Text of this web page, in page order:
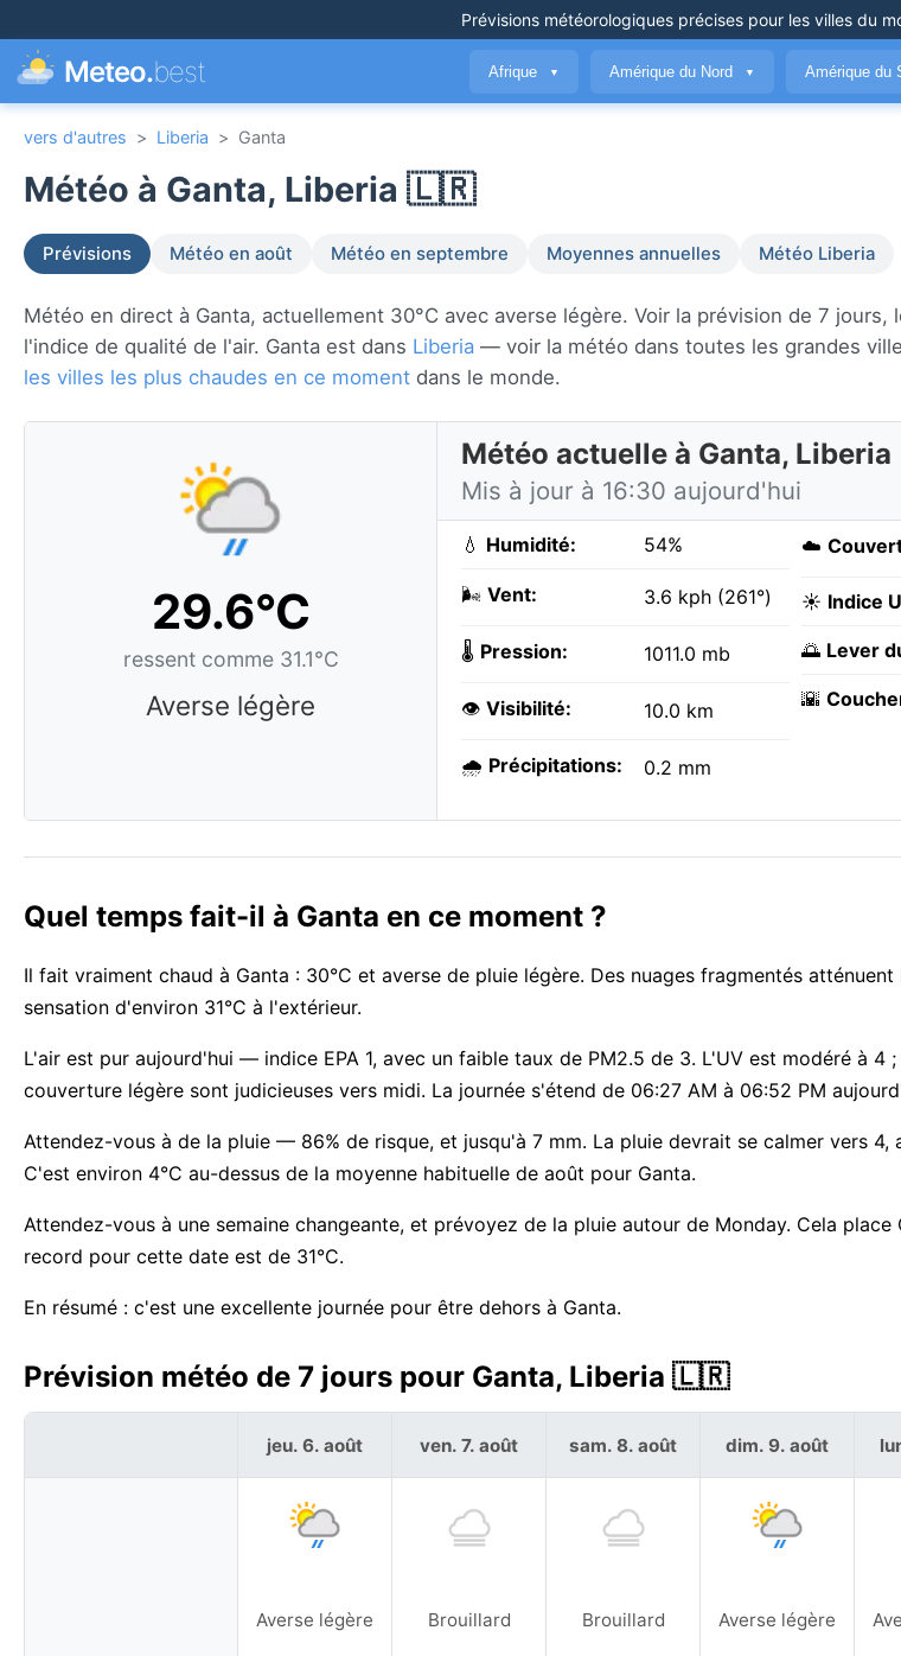
Prévisions météorologiques précises pour les villes du
Meteo.best Afrique ▼ Amérique du Nord ▼ Amérique du
vers d'autres > Liberia > Ganta
Météo à Ganta, Liberia 🇱🇷
Prévisions Météo en août Météo en septembre Moyennes annuelles Météo Liberia
Météo en direct à Ganta, actuellement 30°C avec averse légère. Voir la prévision de 7 jours,
l'indice de qualité de l'air. Ganta est dans Liberia — voir la météo dans toutes les grandes
les villes les plus chaudes en ce moment dans le monde.
29.6°C
ressent comme 31.1°C
Averse légère
Météo actuelle à Ganta, Liberia
Mis à jour à 16:30 aujourd'hui
💧 Humidité: 54%
🌬️ Vent: 3.6 kph (261°)
🌡️ Pression: 1011.0 mb
👁️ Visibilité: 10.0 km
🌧️ Précipitations: 0.2 mm
☁️
☀️ Indice
🌅 Lever
🌇
Quel temps fait-il à Ganta en ce moment ?
Il fait vraiment chaud à Ganta : 30°C et averse de pluie légère. Des nuages fragmentés
sensation d'environ 31°C à l'extérieur.
L'air est pur aujourd'hui — indice EPA 1, avec un faible taux de PM2.5 de 3. L'UV est modéré à 4
couverture légère sont judicieuses vers midi. La journée s'étend de 06:27 AM à 06:52 PM
Attendez-vous à de la pluie — 86% de risque, et jusqu'à 7 mm. La pluie devrait se calmer vers 4,
C'est environ 4°C au-dessus de la moyenne habituelle de août pour Ganta.
Attendez-vous à une semaine changeante, et prévoyez de la pluie autour de Monday. Cela
record pour cette date est de 31°C.
En résumé : c'est une excellente journée pour être dehors à Ganta.
Prévision météo de 7 jours pour Ganta, Liberia 🇱🇷
jeu. 6. août
Averse légère
ven. 7. août
Brouillard
sam. 8. août
Brouillard
dim. 9. août
Averse légère